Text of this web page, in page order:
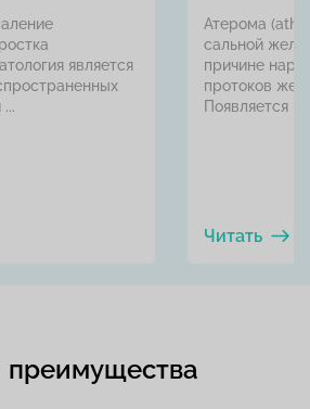
является
Атерома
сальной
причине
протоков
Появляется
Читать